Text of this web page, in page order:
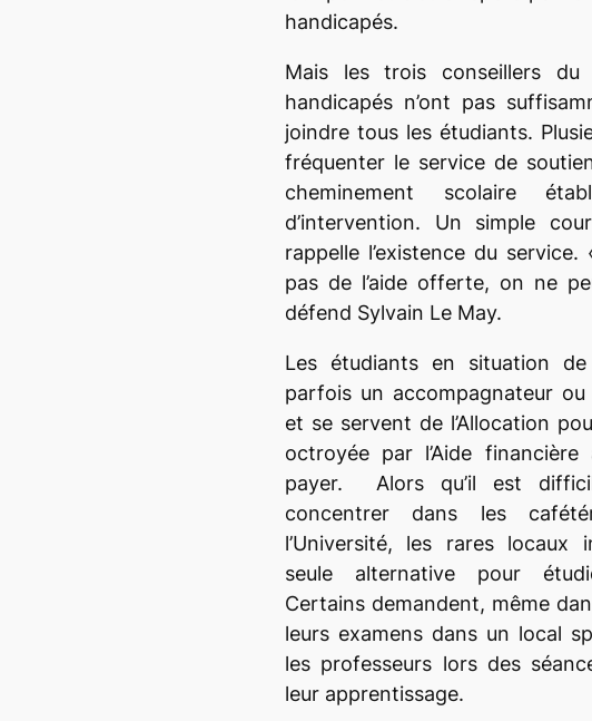
handicapés.
Mais les trois conseillers du
handicapés n’ont pas
joindre tous les étudiants.
fréquenter le service de
cheminement scolaire
d’intervention. Un simple
rappelle l’existence du service.
pas de l’aide offerte, on ne
défend Sylvain Le May.
Les étudiants en situation
parfois un accompagnateur
et se servent de l’Allocation
octroyée par l’Aide
payer. Alors qu’il est
concentrer dans les
l’Université, les rares locaux
seule alternative pour
Certains demandent, même
leurs examens dans un local
les professeurs lors des
leur apprentissage.